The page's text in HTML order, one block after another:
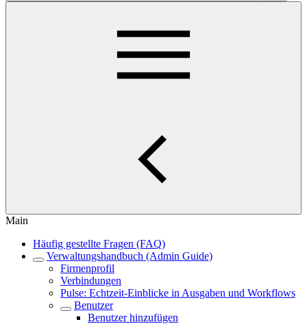
Main
Häufig gestellte Fragen (FAQ)
Verwaltungshandbuch (Admin Guide)
Firmenprofil
Verbindungen
Pulse: Echtzeit-Einblicke in Ausgaben und Workflows
Benutzer
Benutzer hinzufügen